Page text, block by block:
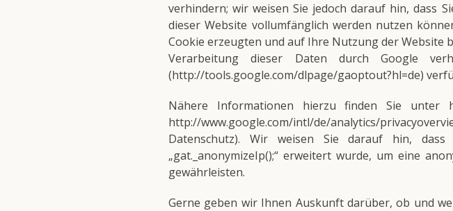
verhindern; wir weisen Sie jedoch darauf hin, dass
dieser Website vollumfänglich werden nutzen
Cookie erzeugten und auf Ihre Nutzung der Website
Verarbeitung dieser Daten durch Google
(http://tools.google.com/dlpage/gaoptout?hl=de)
Nähere Informationen hierzu finden Sie unter
http://www.google.com/intl/de/analytics/
Datenschutz). Wir weisen Sie darauf hin,
„gat._anonymizeIp();“ erweitert wurde, um eine
gewährleisten.
Gerne geben wir Ihnen Auskunft darüber, ob und